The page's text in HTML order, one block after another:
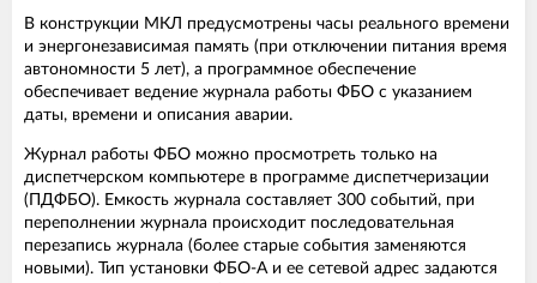
В конструкции МКЛ предусмотрены часы реального времени
и энергонезависимая память (при отключении питания время
автономности 5 лет), а программное обеспечение
обеспечивает ведение журнала работы ФБО с указанием
даты, времени и описания аварии.
Журнал работы ФБО можно просмотреть только на
диспетчерском компьютере в программе диспетчеризации
(ПДФБО). Емкость журнала составляет 300 событий, при
переполнении журнала происходит последовательная
перезапись журнала (более старые события заменяются
новыми). Тип установки ФБО-А и ее сетевой адрес задаются